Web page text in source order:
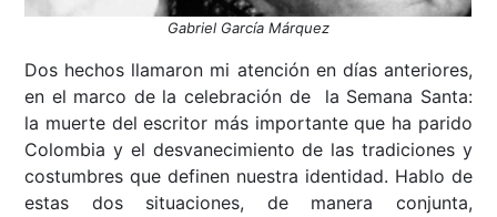
Gabriel García Márquez
Dos hechos llamaron mi atención en días anteriores,
en el marco de la celebración de la Semana Santa:
la muerte del escritor más importante que ha parido
Colombia y el desvanecimiento de las tradiciones y
costumbres que definen nuestra identidad. Hablo de
estas dos situaciones, de manera conjunta,